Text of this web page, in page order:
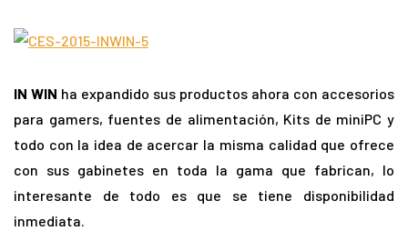
IN WIN ha expandido sus productos ahora con accesorios
para gamers, fuentes de alimentación, Kits de miniPC y
todo con la idea de acercar la misma calidad que ofrece
con sus gabinetes en toda la gama que fabrican, lo
interesante de todo es que se tiene disponibilidad
inmediata.